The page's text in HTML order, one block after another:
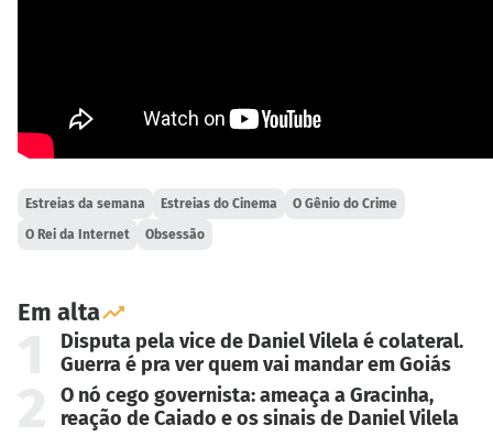
Estreias da semana Estreias do Cinema O Gênio do Crime
O Rei da Internet Obsessão
Em alta
Disputa pela vice de Daniel Vilela é colateral.
Guerra é pra ver quem vai mandar em Goiás
O nó cego governista: ameaça a Gracinha,
reação de Caiado e os sinais de Daniel Vilela